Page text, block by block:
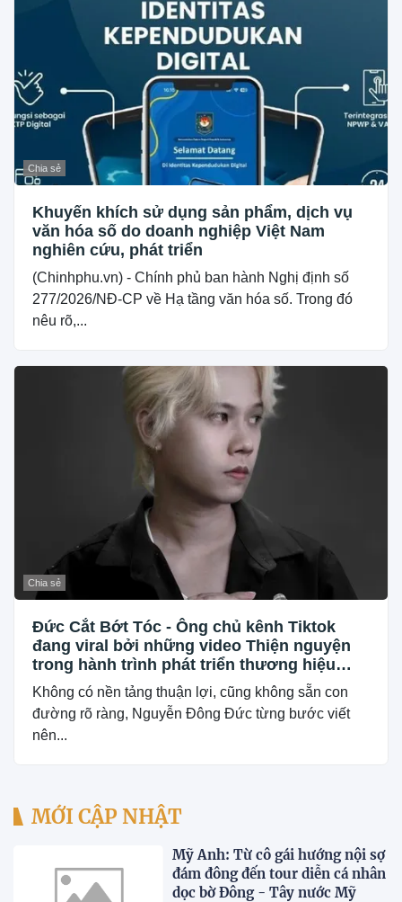
Chia sẻ
Khuyến khích sử dụng sản phẩm, dịch vụ
văn hóa số do doanh nghiệp Việt Nam
nghiên cứu, phát triển
(Chinhphu.vn) - Chính phủ ban hành Nghị định số
277/2026/NĐ-CP về Hạ tầng văn hóa số. Trong đó
nêu rõ,...
Chia sẻ
Đức Cắt Bớt Tóc - Ông chủ kênh Tiktok
đang viral bởi những video Thiện nguyện
trong hành trình phát triển thương hiệu
Barber tóc tại Bình Định
Không có nền tảng thuận lợi, cũng không sẵn con
đường rõ ràng, Nguyễn Đông Đức từng bước viết
nên...
MỚI CẬP NHẬT
Mỹ Anh: Từ cô gái hướng nội sợ
đám đông đến tour diễn cá nhân
dọc bờ Đông - Tây nước Mỹ